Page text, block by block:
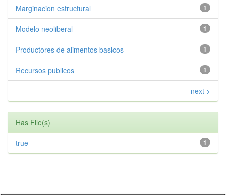
1
Marginacion estructural
1
Modelo neoliberal
1
Productores de alimentos basicos
1
Recursos publicos
next >
Has File(s)
1
true